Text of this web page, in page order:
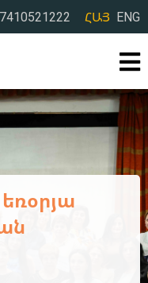
ՀԱՅ ENG
մարզի
եռօրյա